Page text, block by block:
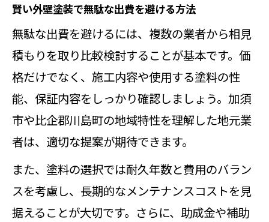
違い
外壁塗装で人気の塗料タイプと選び
方のコツ
埼玉の外壁塗装で損しないためのヒント
外壁塗装で損しないための見極め方
を紹介
ポイント
外壁塗装の注意点と賢い業者選びの
賢い外壁塗装で無駄な出費を避ける方法
無駄な出費を避けるには、複数の業者から相見
積もりを取り比較検討することが基本です。価
格だけでなく、施工内容や使用する塗料の性
能、保証内容をしっかり確認しましょう。加須
市や比企郡川島町の地域特性を理解した地元業
者は、適切な提案が期待できます。
また、塗料の選択では耐久年数と費用のバラン
スを考慮し、長期的なメンテナンスコストを見
据えることが大切です。さらに、助成金や補助